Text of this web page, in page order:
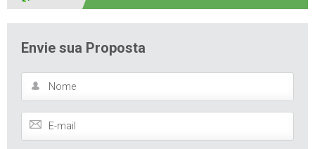
Envie sua Proposta